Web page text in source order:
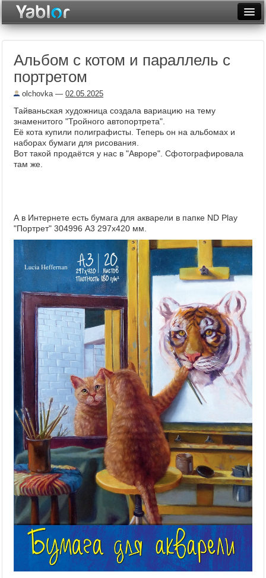
Неделя
Архив
Фототоп
Альбом с котом и параллель с
портретом
olchovka— 02.05.2025
Тайваньская художница создала вариацию на тему
знаменитого "Тройного автопортрета".
Её кота купили полиграфисты. Теперь он на альбомах и
наборах бумаги для рисования.
Вот такой продаётся у нас в "Авроре". Сфотографировала
там же
А в Интернете есть бумага для акварели в папке ND Play
"Портрет" 304996 А3 297х420 мм.